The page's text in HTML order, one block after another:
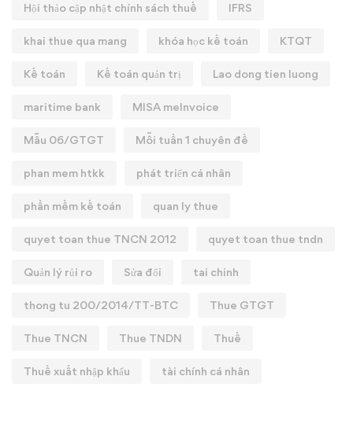
Hội thảo cập nhật chính sách thuế IFRS
khai thue qua mang khóa học kế toán KTQT
Kế toán Kế toán quản trị Lao dong tien luong
maritime bank MISA meInvoice
Mẫu 06/GTGT Mỗi tuần 1 chuyên đề
phan mem htkk phát triển cá nhân
phần mềm kế toán quan ly thue
quyet toan thue TNCN 2012 quyet toan thue tndn
Quản lý rủi ro Sửa đổi tai chinh
thong tu 200/2014/TT-BTC Thue GTGT
Thue TNCN Thue TNDN Thuế
Thuế xuất nhập khẩu tài chính cá nhân